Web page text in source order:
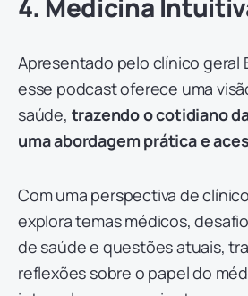
4. Medicina
Apresentado pelo clínico geral
esse podcast oferece uma
saúde, trazendo o cotidiano
uma abordagem prática e
Com uma perspectiva de
explora temas médicos,
de saúde e questões atuais,
reflexões sobre o papel do